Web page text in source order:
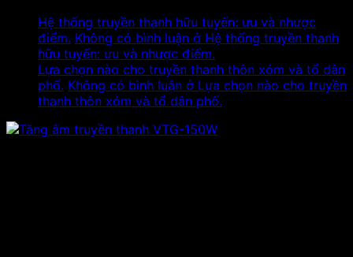
Hệ thống truyền thanh hữu tuyến: ưu và nhược
điểm. Không có bình luận ở Hệ thống truyền thanh
hữu tuyến: ưu và nhược điểm.
Lựa chọn nào cho truyền thanh thôn xóm và tổ dân
phố. Không có bình luận ở Lựa chọn nào cho truyền
thanh thôn xóm và tổ dân phố.